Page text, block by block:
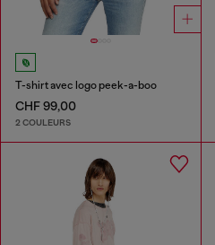
T-shirt avec logo peek-a-boo
CHF 99,00
2 COULEURS